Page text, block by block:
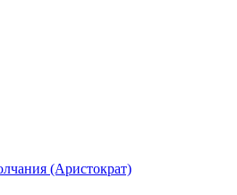
(Аристократ)